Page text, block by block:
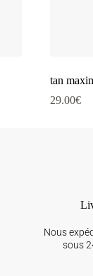
tan
29.00€
Nous
sous